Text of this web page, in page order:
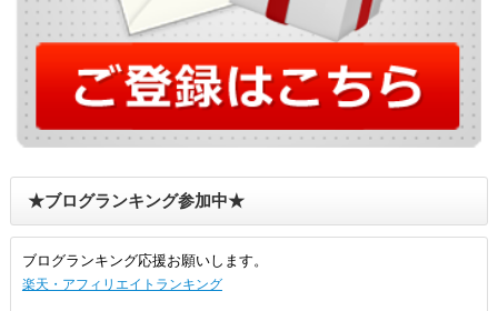
★ブログランキング参加中★
ブログランキング応援お願いします。
楽天・アフィリエイトランキング